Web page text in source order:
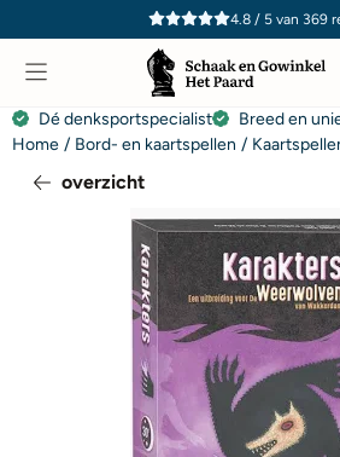
Cookievoorkeuren zijn momenteel
4.8 / 5van 369
Dé denksportspecialist Breed en
Home / Bord- en kaartspellen /
overzicht